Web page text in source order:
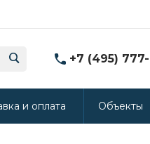
+7 (495)
8 (986) 314-
Промышленная 15
и оплата Объекты